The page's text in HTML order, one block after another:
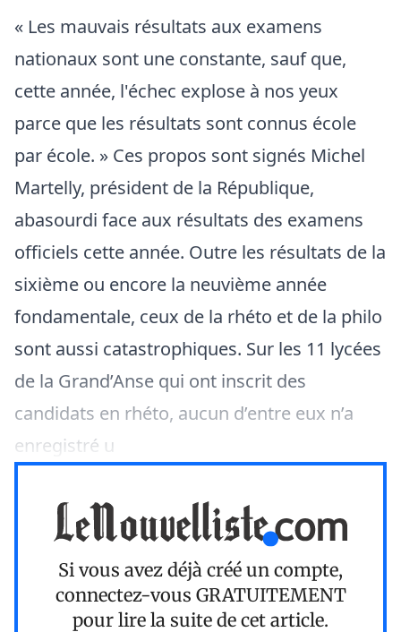
« Les mauvais résultats aux examens
nationaux sont une constante, sauf que,
cette année, l'échec explose à nos yeux
parce que les résultats sont connus école
par école. » Ces propos sont signés Michel
Martelly, président de la République,
abasourdi face aux résultats des examens
officiels cette année. Outre les résultats de la
sixième ou encore la neuvième année
fondamentale, ceux de la rhéto et de la philo
sont aussi catastrophiques. Sur les 11 lycées
de la Grand’Anse qui ont inscrit des
candidats en rhéto, aucun d’entre eux n’a
enregistré u
Si vous avez déjà créé un compte,
connectez-vous GRATUITEMENT
pour lire la suite de cet article.